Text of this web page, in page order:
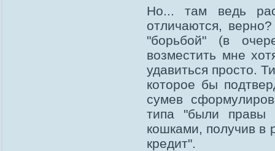
Но... там ведь
отличаются,
"борьбой" (в
возместить мне
удавиться просто.
которое бы
сумев
типа "были правы
кошками, получив в
кредит".